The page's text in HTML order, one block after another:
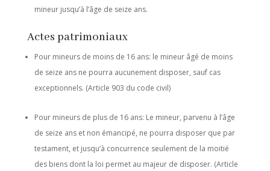
mineur jusqu’à l’âge de seize ans.
Actes patrimoniaux
Pour mineurs de moins de 16 ans: le mineur âgé de moins
de seize ans ne pourra aucunement disposer, sauf cas
exceptionnels. (Article 903 du code civil)
Pour mineurs de plus de 16 ans: Le mineur, parvenu à l’âge
de seize ans et non émancipé, ne pourra disposer que par
testament, et jusqu’à concurrence seulement de la moitié
des biens dont la loi permet au majeur de disposer. (Article